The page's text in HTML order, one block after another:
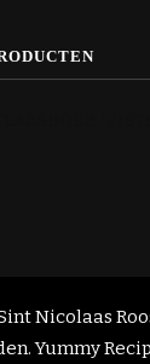
Nicolaas
Yummy